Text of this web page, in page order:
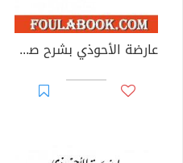
عارضة الأحوذي بشرح صحيح الترمذي - الجزء الثامن: تابع الأطعمة - القدر